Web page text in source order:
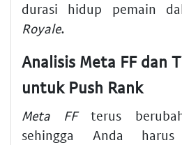
durasi hidup pemain
Royale.
Analisis Meta FF dan
untuk Push Rank
Meta FFterus
sehingga Anda